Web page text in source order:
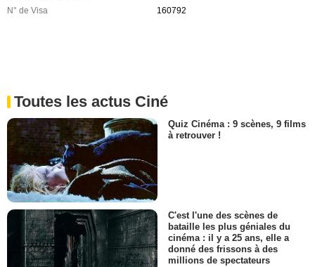
N° de Visa
160792
Toutes les actus Ciné
Quiz Cinéma : 9 scènes, 9 films
à retrouver !
C'est l'une des scènes de
bataille les plus géniales du
cinéma : il y a 25 ans, elle a
donné des frissons à des
millions de spectateurs